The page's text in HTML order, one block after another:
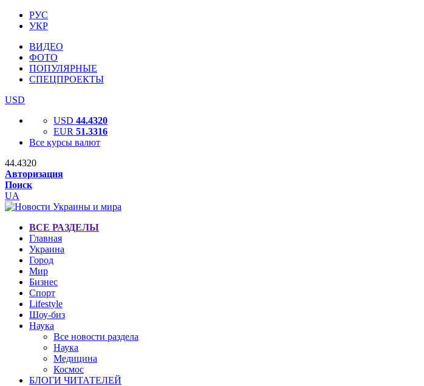
РУС
УКР
ВИДЕО
ФОТО
ПОПУЛЯРНЫЕ
СПЕЦПРОЕКТЫ
USD
USD 44.4320
EUR 51.3316
Все курсы валют
44.4320
Авторизация
Поиск
UA
ВСЕ РАЗДЕЛЫ
Главная
Украина
Город
Мир
Бизнес
Спорт
Lifestyle
Шоу-биз
Наука
Все новости раздела
Наука
Медицина
Космос
БЛОГИ ЧИТАТЕЛЕЙ